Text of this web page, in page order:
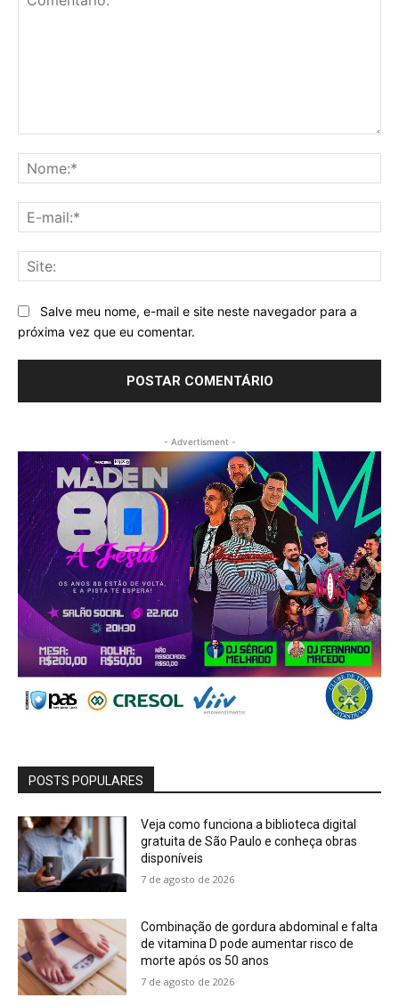
Salve meu nome, e-mail e site neste navegador para a
próxima vez que eu comentar.
- Advertisment -
POSTS POPULARES
Veja como funciona a biblioteca digital
gratuita de São Paulo e conheça obras
disponíveis
7 de agosto de 2026
Combinação de gordura abdominal e falta
de vitamina D pode aumentar risco de
morte após os 50 anos
7 de agosto de 2026